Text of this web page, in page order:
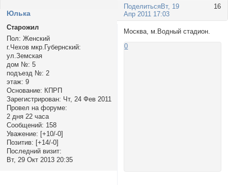
Поделиться 16
Вт, 19
Апр 2011 17:03
Юлька
Старожил
Пол: Женский
г.Чехов мкр.Губернский:
ул.Земская
дом №: 5
подъезд №: 2
этаж: 9
Основание: КПРП
Зарегистрирован: Чт, 24 Фев 2011
Провел на форуме:
2 дня 22 часа
Сообщений: 158
Уважение: [+10/-0]
Позитив: [+14/-0]
Последний визит:
Вт, 29 Окт 2013 20:35
Москва, м.Водный стадион.
0